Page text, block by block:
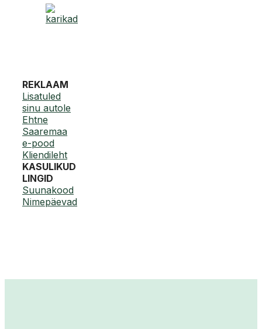
REKLAAM
Lisatuled
sinu autole
Ehtne
Saaremaa
e-pood
Kliendileht
KASULIKUD
LINGID
Suunakood
Nimepäevad